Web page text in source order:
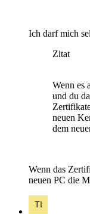
Ich darf mich
Zitat
Wenn es
und du
neuen
dem
Wenn das
neuen PC die